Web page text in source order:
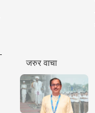
जरुर वाचा